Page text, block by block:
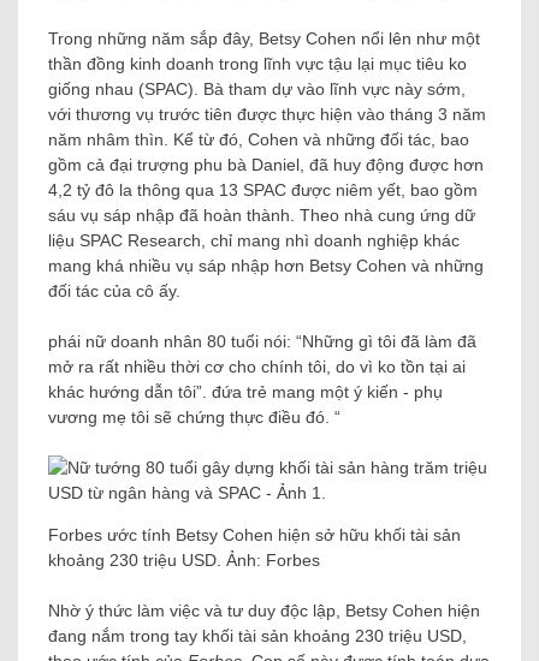
Trong những năm sắp đây, Betsy Cohen nổi lên như một
thần đồng kinh doanh trong lĩnh vực tậu lại mục tiêu ko
giống nhau (SPAC). Bà tham dự vào lĩnh vực này sớm,
với thương vụ trước tiên được thực hiện vào tháng 3 năm
năm nhâm thìn. Kể từ đó, Cohen và những đối tác, bao
gồm cả đại trượng phu bà Daniel, đã huy động được hơn
4,2 tỷ đô la thông qua 13 SPAC được niêm yết, bao gồm
sáu vụ sáp nhập đã hoàn thành. Theo nhà cung ứng dữ
liệu SPAC Research, chỉ mang nhì doanh nghiệp khác
mang khá nhiều vụ sáp nhập hơn Betsy Cohen và những
đối tác của cô ấy.
phái nữ doanh nhân 80 tuổi nói: “Những gì tôi đã làm đã
mở ra rất nhiều thời cơ cho chính tôi, do vì ko tồn tại ai
khác hướng dẫn tôi”. đứa trẻ mang một ý kiến ​​- phụ
vương mẹ tôi sẽ chứng thực điều đó. “
Forbes ước tính Betsy Cohen hiện sở hữu khối tài sản
khoảng 230 triệu USD. Ảnh: Forbes
Nhờ ý thức làm việc và tư duy độc lập, Betsy Cohen hiện
đang nắm trong tay khối tài sản khoảng 230 triệu USD,